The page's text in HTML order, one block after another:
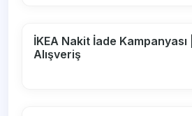
İKEA Nakit İade
Alışveriş